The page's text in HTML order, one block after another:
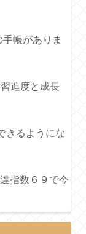
帳がありま
進度と成長
きるようにな
指数６９で今